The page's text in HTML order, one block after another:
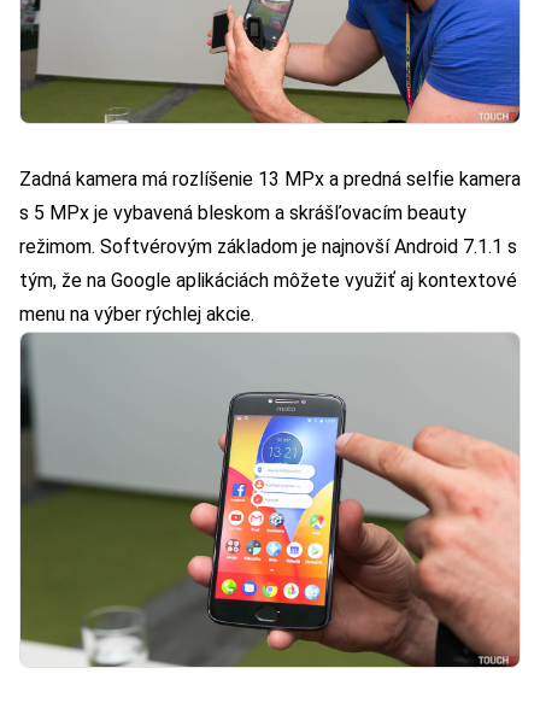
Zadná kamera má rozlíšenie 13 MPx a predná selfie kamera
s 5 MPx je vybavená bleskom a skrášľovacím beauty
režimom. Softvérovým základom je najnovší Android 7.1.1 s
tým, že na Google aplikáciách môžete využiť aj kontextové
menu na výber rýchlej akcie.